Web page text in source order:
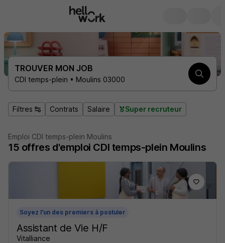
TROUVER MON JOB
CDI temps-plein • Moulins 03000
Filtres Contrats Salaire Super recruteur
Emploi CDI temps-plein Moulins
15 offres d'emploi CDI temps-plein Moulins
Soyez l'un des premiers à postuler
Assistant de Vie H/F
Vitalliance